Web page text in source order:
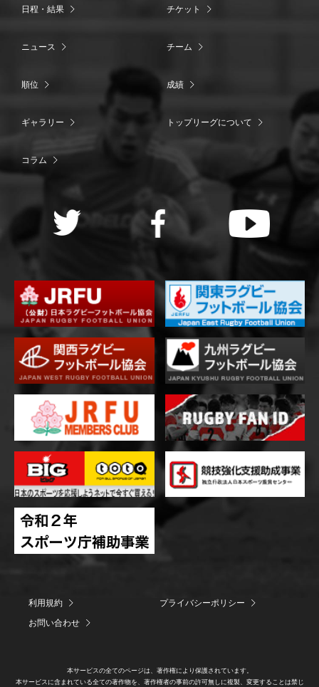
日程・結果 チケット
ニュース チーム
順位 成績
ギャラリー トップリーグについて
コラム
利用規約
プライバシーポリシー
お問い合わせ
本サービスの全てのページは、著作権により保護されています。
本サービスに含まれている全ての著作物を、著作権者の事前の許可無しに複製、変更することは禁じ